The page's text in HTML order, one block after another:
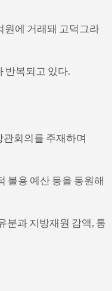
원에 거래돼 고덕그라
반복되고 있다.
회의를 주재하며
불용 예산 등을 동원해
분과 지방재원 감액, 통